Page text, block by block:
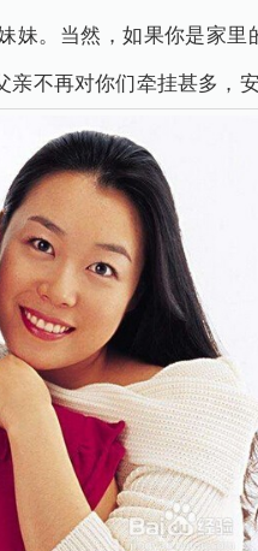
妹。当然，如果你是家
不再对你们牵挂甚多，安